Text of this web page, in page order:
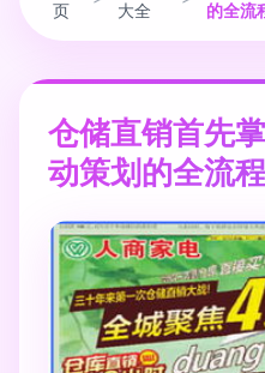
页
大全
的全流
仓储直销首先
动策划的全流程